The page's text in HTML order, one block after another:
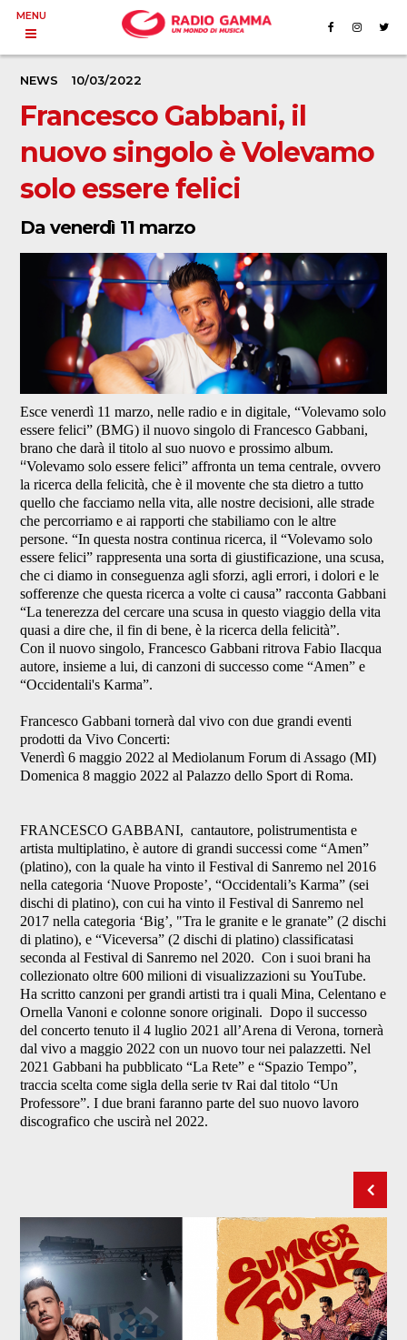
MENU
NEWS 10/03/2022
Francesco Gabbani, il
nuovo singolo è Volevamo
solo essere felici
Da venerdì 11 marzo
Esce venerdì 11 marzo, nelle radio e in digitale,“Volevamo solo
essere felici”(BMG) il nuovo singolo diFrancesco Gabbani,
brano che darà il titolo al suo nuovo e prossimo album.
“Volevamo solo essere felici”affronta un tema centrale, ovvero
la ricerca della felicità, che è il movente che sta dietro a tutto
quello che facciamo nella vita, alle nostre decisioni, alle strade
che percorriamo e ai rapporti che stabiliamo con le altre
persone. “In questa nostra continua ricerca, il “Volevamo solo
essere felici” rappresenta una sorta di giustificazione, una scusa,
che ci diamo in conseguenza agli sforzi, agli errori, i dolori e le
sofferenze che questa ricerca a volte ci causa” racconta Gabbani
“La tenerezza del cercare una scusa in questo viaggio della vita
quasi a dire che, il fin di bene, è la ricerca della felicità”.
Con il nuovo singolo,FrancescoGabbani ritrova Fabio Ilacqua
autore, insieme a lui, di canzoni di successo come “Amen” e
“Occidentali's Karma”.
Francesco Gabbani tornerà dal vivo con due grandi eventi
prodotti da Vivo Concerti:
Venerdì 6 maggio 2022 al MediolanumForum di Assago(MI)
Domenica 8 maggio 2022 alPalazzo dello Sportdi Roma.
FRANCESCO GABBANI, cantautore, polistrumentista e
artista multiplatino, è autore di grandi successi come “Amen”
(platino), con la quale ha vinto il Festival di Sanremo nel 2016
nella categoria ‘Nuove Proposte’, “Occidentali’s Karma” (sei
dischi di platino), con cui ha vinto il Festival di Sanremo nel
2017 nella categoria ‘Big’, "Tra le granite e le granate” (2 dischi
di platino), e “Viceversa” (2 dischi di platino) classificatasi
seconda al Festival di Sanremo nel 2020. Con i suoi brani ha
collezionato oltre 600 milioni di visualizzazioni su YouTube.
Ha scritto canzoni per grandi artisti tra i quali Mina, Celentano e
Ornella Vanoni e colonne sonore originali. Dopo il successo
del concerto tenuto il 4 luglio 2021 all’Arena di Verona, tornerà
dal vivo a maggio 2022 con un nuovo tour nei palazzetti. Nel
2021 Gabbani ha pubblicato “La Rete” e“Spazio Tempo”,
traccia scelta come sigla della serie tv Rai dal titolo“Un
Professore”. I due brani faranno parte del suo nuovo lavoro
discografico che uscirànel 2022.